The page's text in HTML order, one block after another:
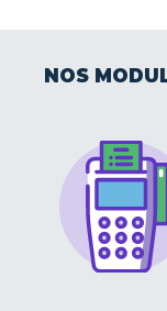
santé
vos
de
logiciel
NOS